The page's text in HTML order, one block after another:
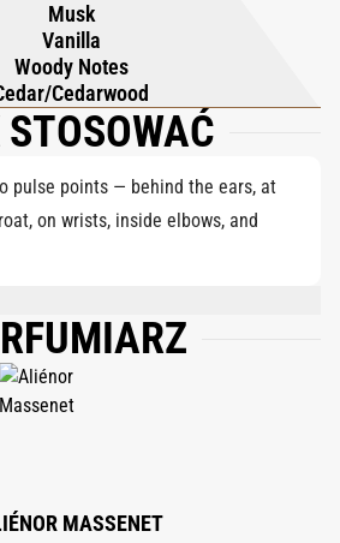
Musk
Vanilla
Woody Notes
Cedarwood
pulse points — behind the ears, at
on wrists, inside elbows, and
(FRAGRANCE), AQUA (WATER), BHT, DISODIUM
MASSENET